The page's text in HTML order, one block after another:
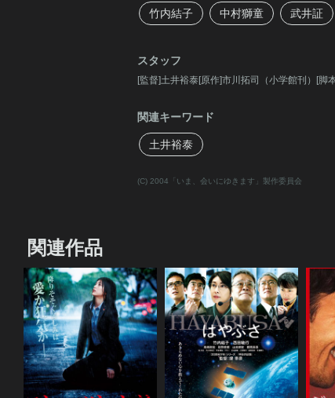
竹内結子 中村獅童 武井証
スタッフ
[監督]土井裕泰[原作]市川拓司（小学館刊）[脚
関連キーワード
土井裕泰
(C) 2004「いま、会いにゆきます」製作委員会
関連作品